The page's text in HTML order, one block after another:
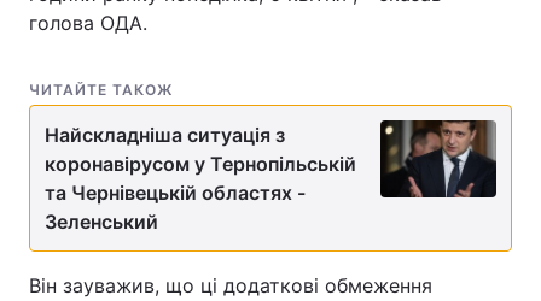
Тема оформлення
голова ОДА.
ЧИТАЙТЕ ТАКОЖ
Найскладніша ситуація з
коронавірусом у Тернопільській
та Чернівецькій областях -
Зеленський
Він зауважив, що ці додаткові обмеження